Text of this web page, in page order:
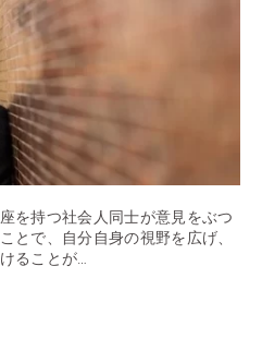
を持つ社会人同士が意見をぶつ
とで、自分自身の視野を広げ、
ることが…